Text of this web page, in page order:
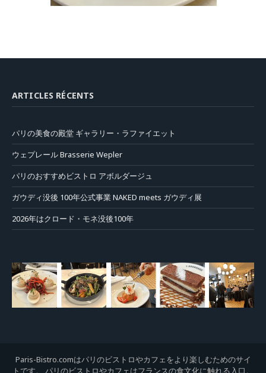
ARTICLES RÉCENTS
パリの美食の殿堂 ギャラリー・ラファイエット
ウェプレール Brasserie Wepler
パリのおすすめビストロ アボルダージュ
ガウディ没後 100年公式事業 NAKED meets ガウディ展
2026年はクロード・モネ没後100年
Paris-Bistro.comはパリのビストロやカフェをより楽しむためのサイ
トです。 パリのビストロやカフェはフランスの食文化に触れる入口。